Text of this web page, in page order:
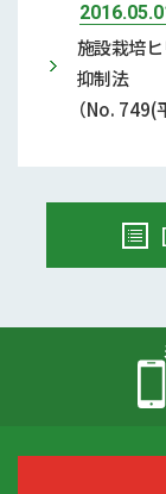
施設栽培ヒ
抑制法
（No.